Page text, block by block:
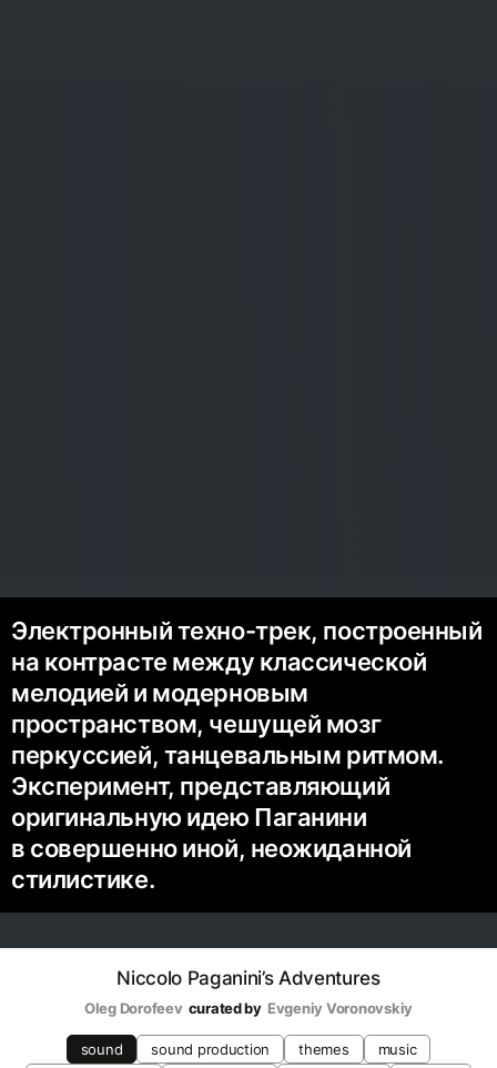
Электронный техно-трек, построенный
на контрасте между классической
мелодией и модерновым
пространством, чешущей мозг
перкуссией, танцевальным ритмом.
Эксперимент, представляющий
оригинальную идею Паганини
в совершенно иной, неожиданной
стилистике.
Niccolo Paganini’s Adventures
Oleg Dorofeev curated by Evgeniy Voronovskiy
sound sound production themes
music